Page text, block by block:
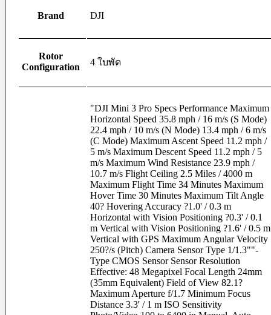
Strap
Quick Strap
Wrist Strap
Memory Card
Micro SD Card
SD Card & Wi-Fi SD Card
Memory Card Accessories
Memory Card Adapter
Memory Card Holder
Printer & Paper
Brand DJI
Rotor
Configuration
4 ใบพัด
"DJI Mini 3 Pro Specs Performance Maximum
Horizontal Speed 35.8 mph / 16 m/s (S Mode)
22.4 mph / 10 m/s (N Mode) 13.4 mph / 6 m/s
(C Mode) Maximum Ascent Speed 11.2 mph /
5 m/s Maximum Descent Speed 11.2 mph / 5
m/s Maximum Wind Resistance 23.9 mph /
10.7 m/s Flight Ceiling 2.5 Miles / 4000 m
Maximum Flight Time 34 Minutes Maximum
Hover Time 30 Minutes Maximum Tilt Angle
40? Hovering Accuracy ?1.0' / 0.3 m
Horizontal with Vision Positioning ?0.3' / 0.1
m Vertical with Vision Positioning ?1.6' / 0.5 m
Vertical with GPS Maximum Angular Velocity
250?/s (Pitch) Camera Sensor Type 1/1.3""-
Type CMOS Sensor Sensor Resolution
Effective: 48 Megapixel Focal Length 24mm
(35mm Equivalent) Field of View 82.1?
Maximum Aperture f/1.7 Minimum Focus
Distance 3.3' / 1 m ISO Sensitivity